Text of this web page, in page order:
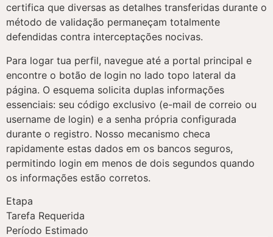
certifica que diversas as detalhes transferidas durante o
método de validação permaneçam totalmente
defendidas contra interceptações nocivas.
Para logar tua perfil, navegue até a portal principal e
encontre o botão de login no lado topo lateral da
página. O esquema solicita duplas informações
essenciais: seu código exclusivo (e-mail de correio ou
username de login) e a senha própria configurada
durante o registro. Nosso mecanismo checa
rapidamente estas dados em os bancos seguros,
permitindo login em menos de dois segundos quando
os informações estão corretos.
Etapa
Tarefa Requerida
Período Estimado